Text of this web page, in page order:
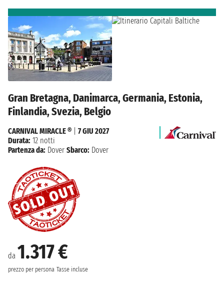
Gran Bretagna, Danimarca, Germania, Estonia,
Finlandia, Svezia, Belgio
da 1.317 €
prezzo per persona Tasse incluse
CARNIVAL MIRACLE ®
7 GIU 2027
Durata: 12 notti
Partenza da: Dover Sbarco: Dover